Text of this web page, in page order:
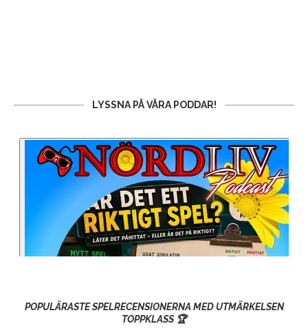
LYSSNA PÅ VÅRA PODDAR!
POPULÄRASTE SPELRECENSIONERNA MED UTMÄRKELSEN
TOPPKLASS 🏆